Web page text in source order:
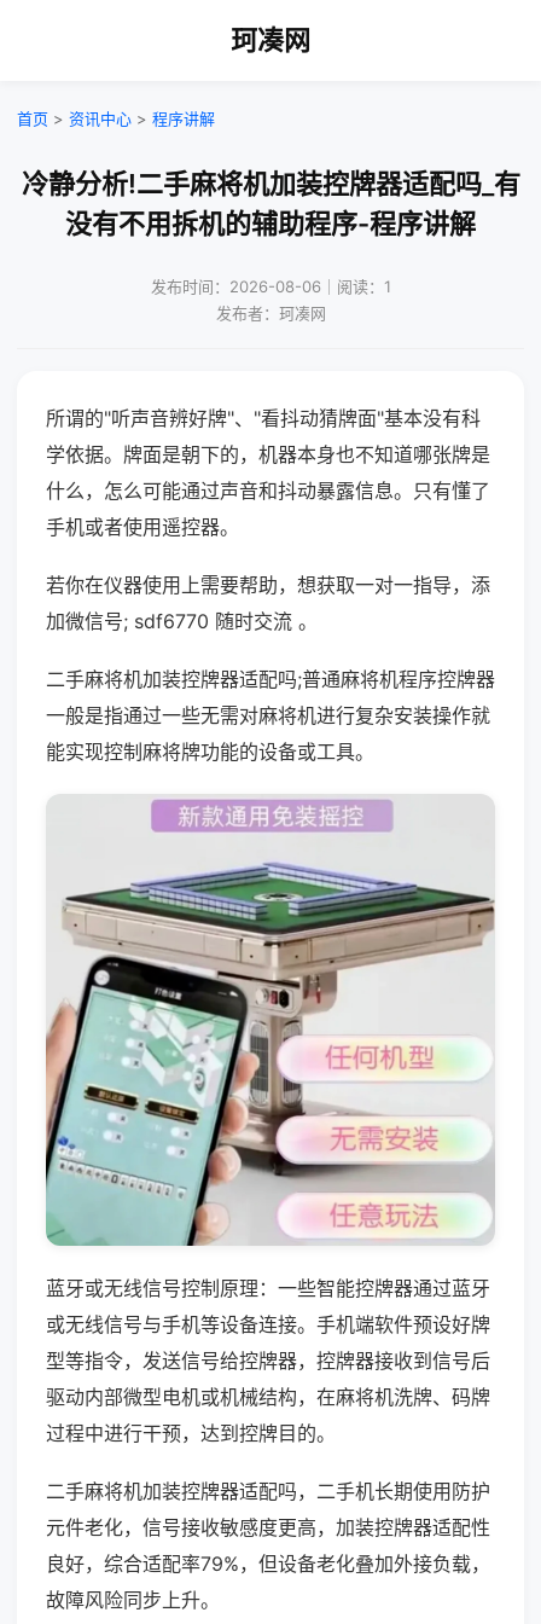
珂凑网
首页 > 资讯中心 > 程序讲解
冷静分析!二手麻将机加装控牌器适配吗_有
没有不用拆机的辅助程序-程序讲解
发布时间：2026-08-06｜阅读：1
发布者：珂凑网
所谓的"听声音辨好牌"、"看抖动猜牌面"基本没有科
学依据。牌面是朝下的，机器本身也不知道哪张牌是
什么，怎么可能通过声音和抖动暴露信息。只有懂了
手机或者使用遥控器。
若你在仪器使用上需要帮助，想获取一对一指导，添
加微信号; sdf6770 随时交流 。
二手麻将机加装控牌器适配吗;普通麻将机程序控牌器
一般是指通过一些无需对麻将机进行复杂安装操作就
能实现控制麻将牌功能的设备或工具。
蓝牙或无线信号控制原理：一些智能控牌器通过蓝牙
或无线信号与手机等设备连接。手机端软件预设好牌
型等指令，发送信号给控牌器，控牌器接收到信号后
驱动内部微型电机或机械结构，在麻将机洗牌、码牌
过程中进行干预，达到控牌目的。
二手麻将机加装控牌器适配吗，二手机长期使用防护
元件老化，信号接收敏感度更高，加装控牌器适配性
良好，综合适配率79%，但设备老化叠加外接负载，
故障风险同步上升。